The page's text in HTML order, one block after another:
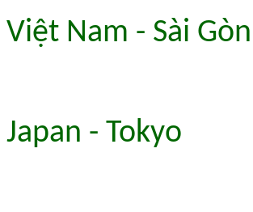
Việt Nam - Sài Gòn
Japan - Tokyo